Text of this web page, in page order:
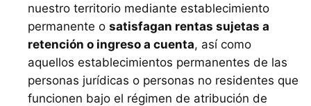
nuestro territorio mediante establecimiento
permanente o satisfagan rentas sujetas a
retención o ingreso a cuenta, así como
aquellos establecimientos permanentes de las
personas jurídicas o personas no residentes que
funcionen bajo el régimen de atribución de